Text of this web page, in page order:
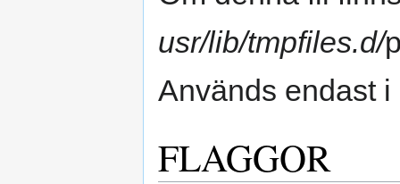
usr/lib/tmpfiles.d/
Används endast
FLAGGOR